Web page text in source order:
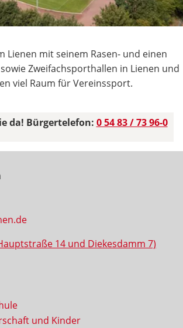
Lienen mit seinem Rasen- und einen
Zweifachsporthallen in Lienen und
viel Raum für Vereinssport.
da! Bürgertelefon: 0 54 83 / 73 96-0
14 und Diekesdamm 7)
und Kinder